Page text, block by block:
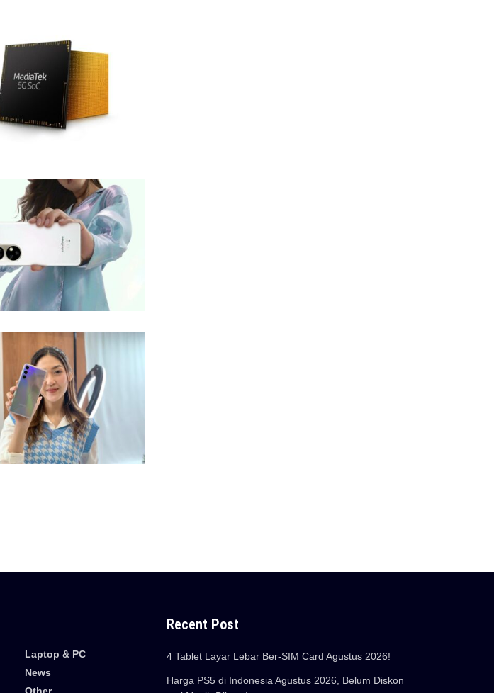
Laptop & PC
News
Recent Post
4 Tablet Layar Lebar Ber-SIM Card Agustus 2026!
Harga PS5 di Indonesia Agustus 2026, Belum Diskon